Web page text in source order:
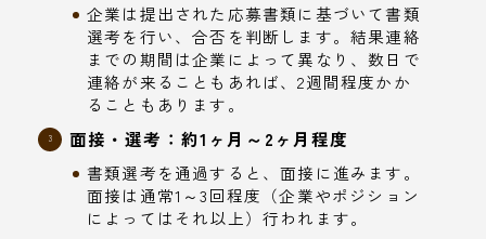
企業は提出された応募書類に基づいて書類
選考を行い、合否を判断します。結果連絡
までの期間は企業によって異なり、数日で
連絡が来ることもあれば、2週間程度かか
ることもあります。
面接・選考：約1ヶ月～2ヶ月程度
書類選考を通過すると、面接に進みます。
面接は通常1～3回程度（企業やポジション
によってはそれ以上）行われます。